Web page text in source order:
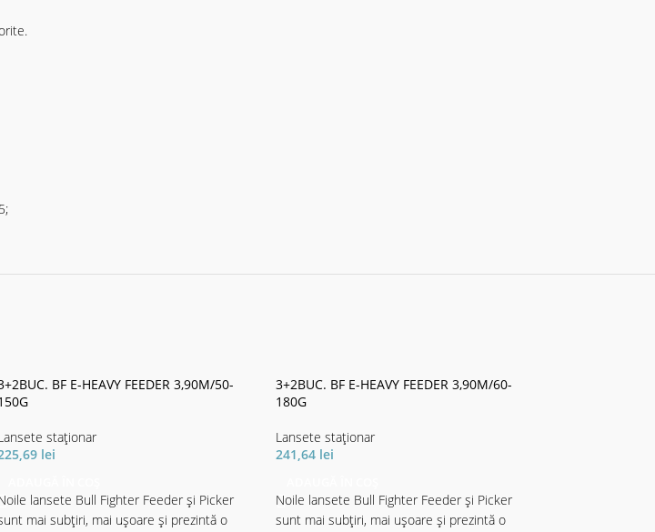
BF E-HEAVY FEEDER 3,90M/50-
staţionar
lei
lansete Bull Fighter Feeder și Picker
mai subțiri, mai ușoare și prezintă o
3+2BUC. BF E-HEAVY FEEDER 3,90M/60-
180G
Lansete staţionar
241,64 lei
Noile lansete Bull Fighter Feeder și Picker
sunt mai subțiri, mai ușoare și prezintă o